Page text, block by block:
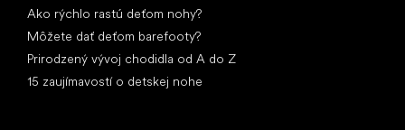
Ako rýchlo rastú deťom nohy?
Môžete dať deťom barefooty?
Prirodzený vývoj chodidla od A do Z
15 zaujímavostí o detskej nohe